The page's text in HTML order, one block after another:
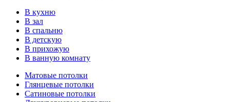
В кухню
В зал
В спальню
В детскую
В прихожую
В ванную комнату
Матовые потолки
Глянцевые потолки
Сатиновые потолки